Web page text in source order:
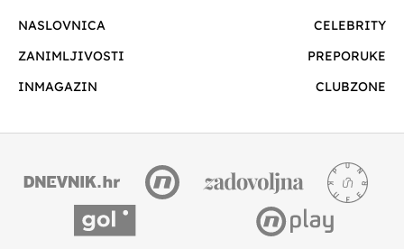
NASLOVNICA
CELEBRITY
ZANIMLJIVOSTI
PREPORUKE
INMAGAZIN
CLUBZONE